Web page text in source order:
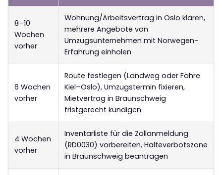
8–10
Wochen
vorher
Wohnung/Arbeitsvertrag in Oslo klären,
mehrere Angebote von
Umzugsunternehmen mit Norwegen-
Erfahrung einholen
6 Wochen
vorher
Route festlegen (Landweg oder Fähre
Kiel–Oslo), Umzugstermin fixieren,
Mietvertrag in Braunschweig
fristgerecht kündigen
4 Wochen
vorher
Inventarliste für die Zollanmeldung
(RD0030) vorbereiten, Halteverbotszone
in Braunschweig beantragen